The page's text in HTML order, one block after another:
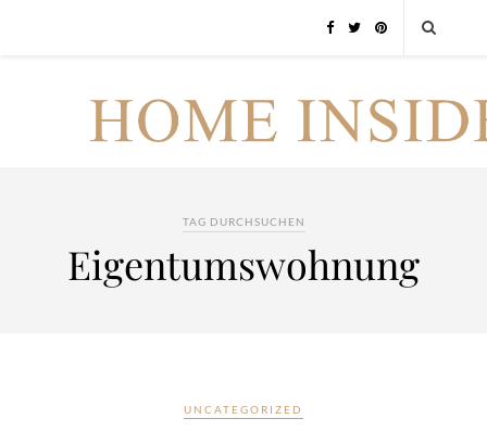
TAG DURCHSUCHEN
Eigentumswohnung
UNCATEGORIZED